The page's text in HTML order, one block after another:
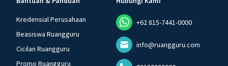
Kredensial Perusahaan
Beasiswa Ruangguru
Cicilan Ruangguru
Promo Ruangguru
+62 815-7441-0000
info@ruangguru.com